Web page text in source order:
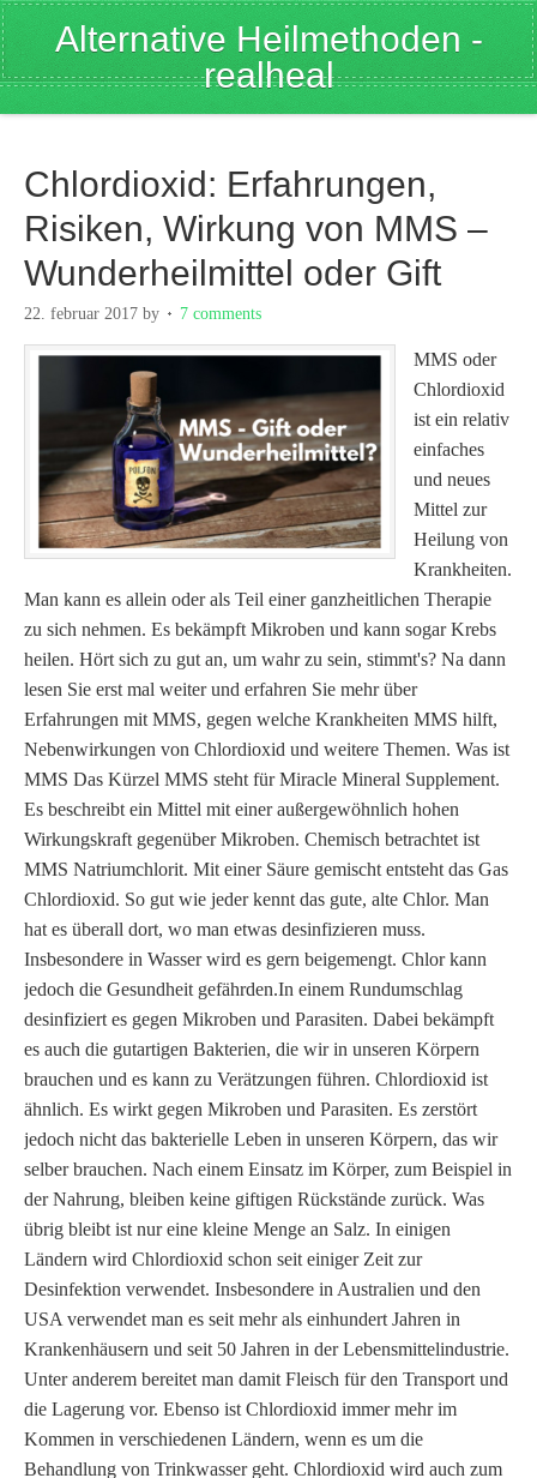
Alternative Heilmethoden -
realheal
Chlordioxid: Erfahrungen,
Risiken, Wirkung von MMS –
Wunderheilmittel oder Gift
22. februar 2017 by 7 comments
MMS oder
Chlordioxid
ist ein relativ
einfaches
und neues
Mittel zur
Heilung von
Krankheiten.
Man kann es allein oder als Teil einer ganzheitlichen Therapie
zu sich nehmen. Es bekämpft Mikroben und kann sogar Krebs
heilen. Hört sich zu gut an, um wahr zu sein, stimmt's? Na dann
lesen Sie erst mal weiter und erfahren Sie mehr über
Erfahrungen mit MMS, gegen welche Krankheiten MMS hilft,
Nebenwirkungen von Chlordioxid und weitere Themen. Was ist
MMS Das Kürzel MMS steht für Miracle Mineral Supplement.
Es beschreibt ein Mittel mit einer außergewöhnlich hohen
Wirkungskraft gegenüber Mikroben. Chemisch betrachtet ist
MMS Natriumchlorit. Mit einer Säure gemischt entsteht das Gas
Chlordioxid. So gut wie jeder kennt das gute, alte Chlor. Man
hat es überall dort, wo man etwas desinfizieren muss.
Insbesondere in Wasser wird es gern beigemengt. Chlor kann
jedoch die Gesundheit gefährden.In einem Rundumschlag
desinfiziert es gegen Mikroben und Parasiten. Dabei bekämpft
es auch die gutartigen Bakterien, die wir in unseren Körpern
brauchen und es kann zu Verätzungen führen. Chlordioxid ist
ähnlich. Es wirkt gegen Mikroben und Parasiten. Es zerstört
jedoch nicht das bakterielle Leben in unseren Körpern, das wir
selber brauchen. Nach einem Einsatz im Körper, zum Beispiel in
der Nahrung, bleiben keine giftigen Rückstände zurück. Was
übrig bleibt ist nur eine kleine Menge an Salz. In einigen
Ländern wird Chlordioxid schon seit einiger Zeit zur
Desinfektion verwendet. Insbesondere in Australien und den
USA verwendet man es seit mehr als einhundert Jahren in
Krankenhäusern und seit 50 Jahren in der Lebensmittelindustrie.
Unter anderem bereitet man damit Fleisch für den Transport und
die Lagerung vor. Ebenso ist Chlordioxid immer mehr im
Kommen in verschiedenen Ländern, wenn es um die
Behandlung von Trinkwasser geht. Chlordioxid wird auch zum